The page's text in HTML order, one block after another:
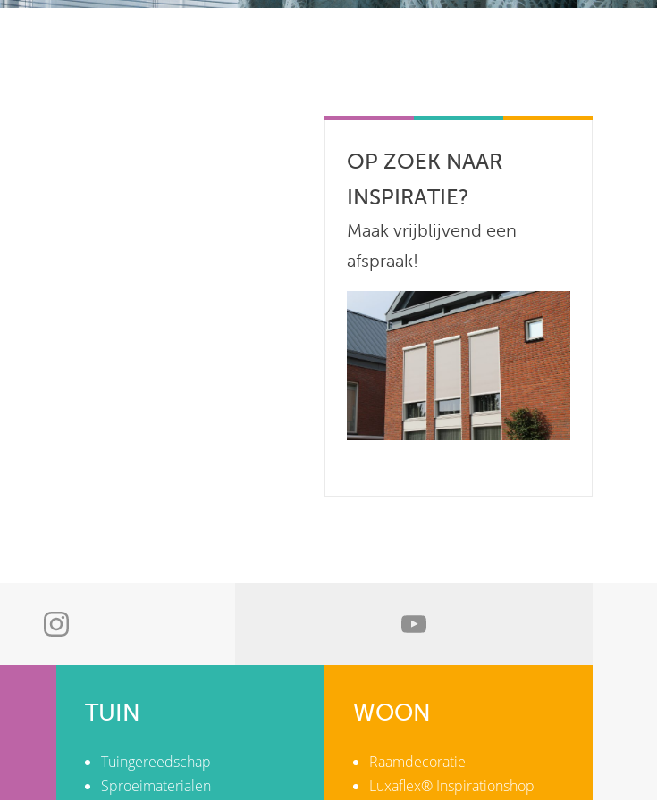
OP ZOEK NAAR
INSPIRATIE?
Maak vrijblijvend een
afspraak!
TUIN
Tuingereedschap
Sproeimaterialen
WOON
Raamdecoratie
Luxaflex® Inspirationshop